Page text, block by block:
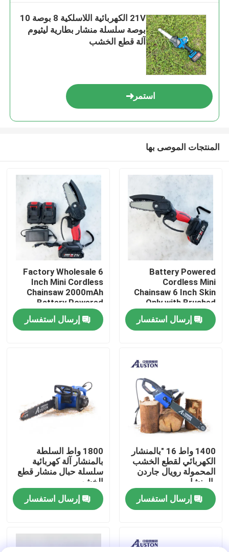
المنتجات
فيديوهات
عرض المصنع
اتصل بنا
اطلب اقتباس
بالمنشار البنزين
منشار كهربائي
21V الكهربائية اللاسلكية 8 بوصة 10
بوصة سلسلة منشار بطارية ليثيوم
آلة قطع الخشب
استمر
المنتجات الموصى بها
Battery Powered
Cordless Mini
Chainsaw 6 Inch Skin
Only with Brushed
motor
إرسال استفسار
Factory Wholesale 6
Inch Mini Cordless
Chainsaw 2000mAh
Battery Powered
إرسال استفسار
1400 واط 16 "بالمنشار
الكهربائي لقطع الخشب
المحمولة رويال جاردن
بالمنشار
إرسال استفسار
1800 واط السلطة
بالمنشار آلة كهربائية
سلسلة حبال منشار قطع
الخشب
إرسال استفسار